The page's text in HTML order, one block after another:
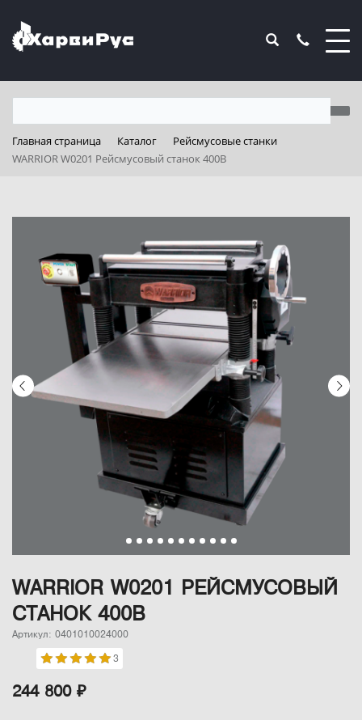
Главная страница Каталог
Рейсмусовые станки
WARRIOR W0201 Рейсмусовый станок 400В
WARRIOR W0201 РЕЙСМУСОВЫЙ
СТАНОК 400В
Артикул: 0401010024000
3
244 800 ₽